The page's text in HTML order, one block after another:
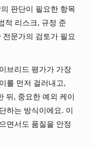
판단이 필요한 항목
적 리스크, 규정 준
문가의 검토가 필요
브리드 평가가 가장
를 먼저 걸러내고,
뒤, 중요한 예외 케이
하는 방식이에요. 이
면서도 품질을 안정